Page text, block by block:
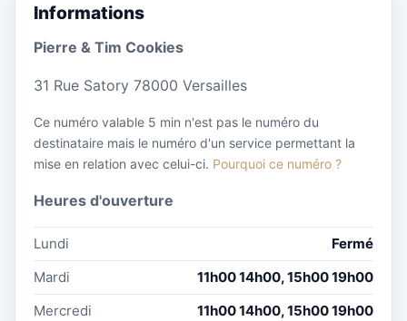
Informations
Pierre & Tim Cookies
31 Rue Satory 78000 Versailles
Ce numéro valable 5 min n'est pas le numéro du
destinataire mais le numéro d'un service permettant la
mise en relation avec celui-ci. Pourquoi ce numéro ?
Heures d'ouverture
Lundi
Fermé
Mardi
11h00 14h00, 15h00 19h00
Mercredi
11h00 14h00, 15h00 19h00